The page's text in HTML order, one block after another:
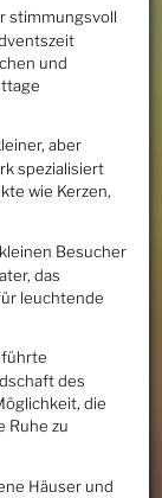
stimmungsvoll
und
aber
spezialisiert
wie Kerzen,
Besucher
das
leuchtende
des
die
Ruhe zu
Häuser und